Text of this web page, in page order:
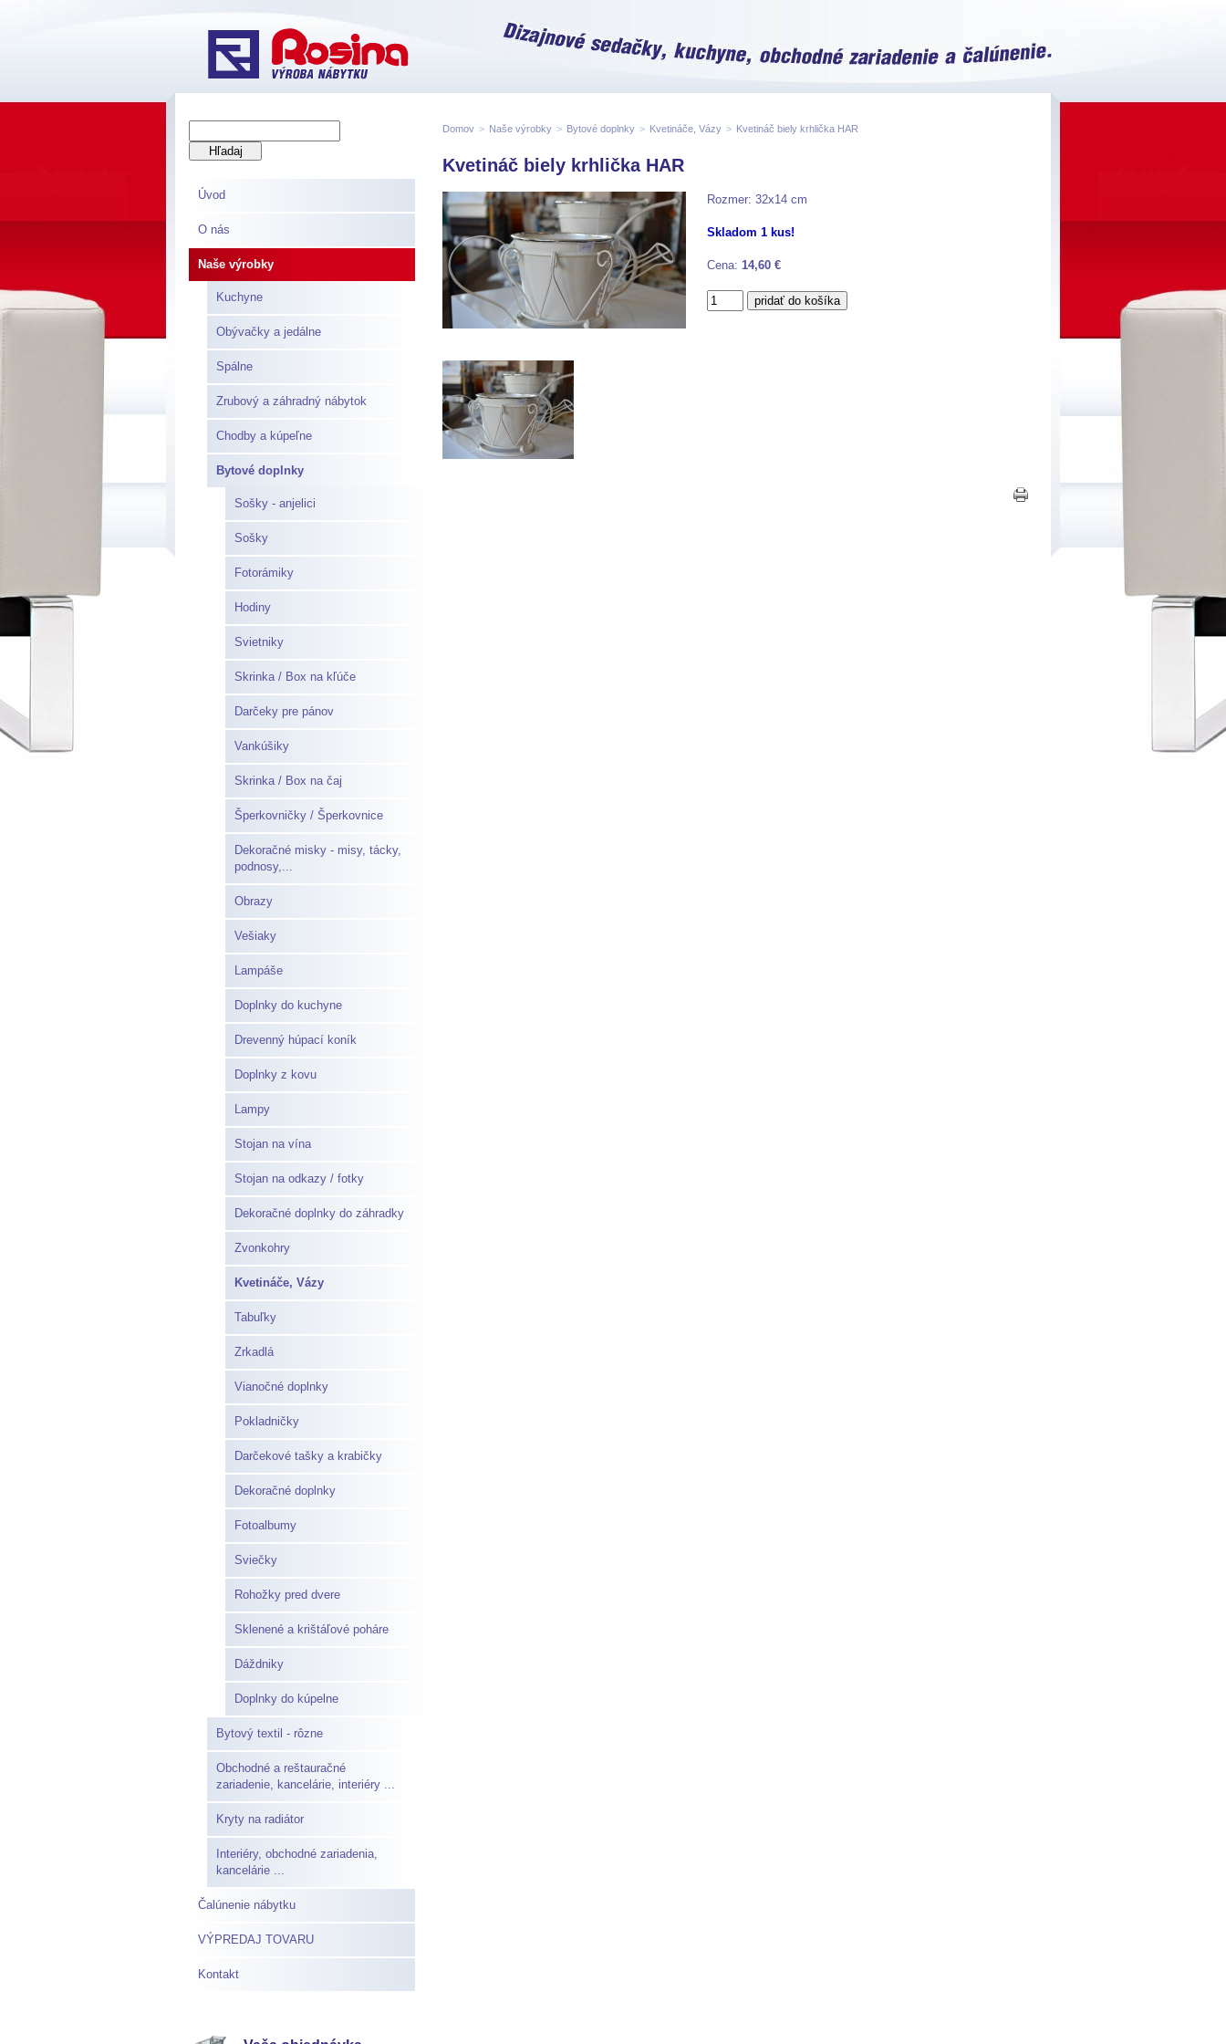
Úvod
O nás
Naše výrobky
Kuchyne
Obývačky a jedálne
Spálne
Zrubový a záhradný nábytok
Chodby a kúpeľne
Bytové doplnky
Sošky - anjelici
Sošky
Fotorámiky
Hodiny
Svietniky
Skrinka / Box na kľúče
Darčeky pre pánov
Vankúšiky
Skrinka / Box na čaj
Šperkovničky / Šperkovnice
Dekoračné misky - misy, tácky,
podnosy,...
Obrazy
Vešiaky
Lampáše
Doplnky do kuchyne
Drevenný húpací koník
Doplnky z kovu
Lampy
Stojan na vína
Stojan na odkazy / fotky
Dekoračné doplnky do záhradky
Zvonkohry
Kvetináče, Vázy
Tabuľky
Zrkadlá
Vianočné doplnky
Pokladničky
Darčekové tašky a krabičky
Dekoračné doplnky
Fotoalbumy
Sviečky
Rohožky pred dvere
Sklenené a krištáľové poháre
Dáždniky
Doplnky do kúpelne
Bytový textil - rôzne
Obchodné a reštauračné
zariadenie, kancelárie, interiéry ...
Kryty na radiátor
Interiéry, obchodné zariadenia,
kancelárie ...
Čalúnenie nábytku
VÝPREDAJ TOVARU
Kontakt
Domov > Naše výrobky > Bytové doplnky > Kvetináče, Vázy > Kvetináč biely krhlička HAR
Kvetináč biely krhlička HAR
Rozmer: 32x14 cm
Skladom 1 kus!
Cena: 14,60 €